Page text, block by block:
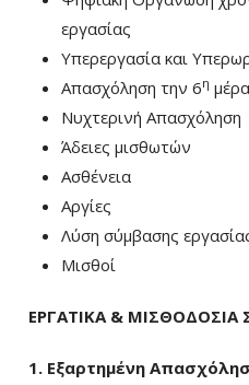
εργασίας
Υπερεργασία και
Απασχόληση την 6η
Νυχτερινή Απασχόληση
Άδειες μισθωτών
Ασθένεια
Αργίες
Λύση σύμβασης
Μισθοί
ΕΡΓΑΤΙΚΑ & ΜΙΣΘΟΔΟΣΙΑ
1. Εξαρτημένη